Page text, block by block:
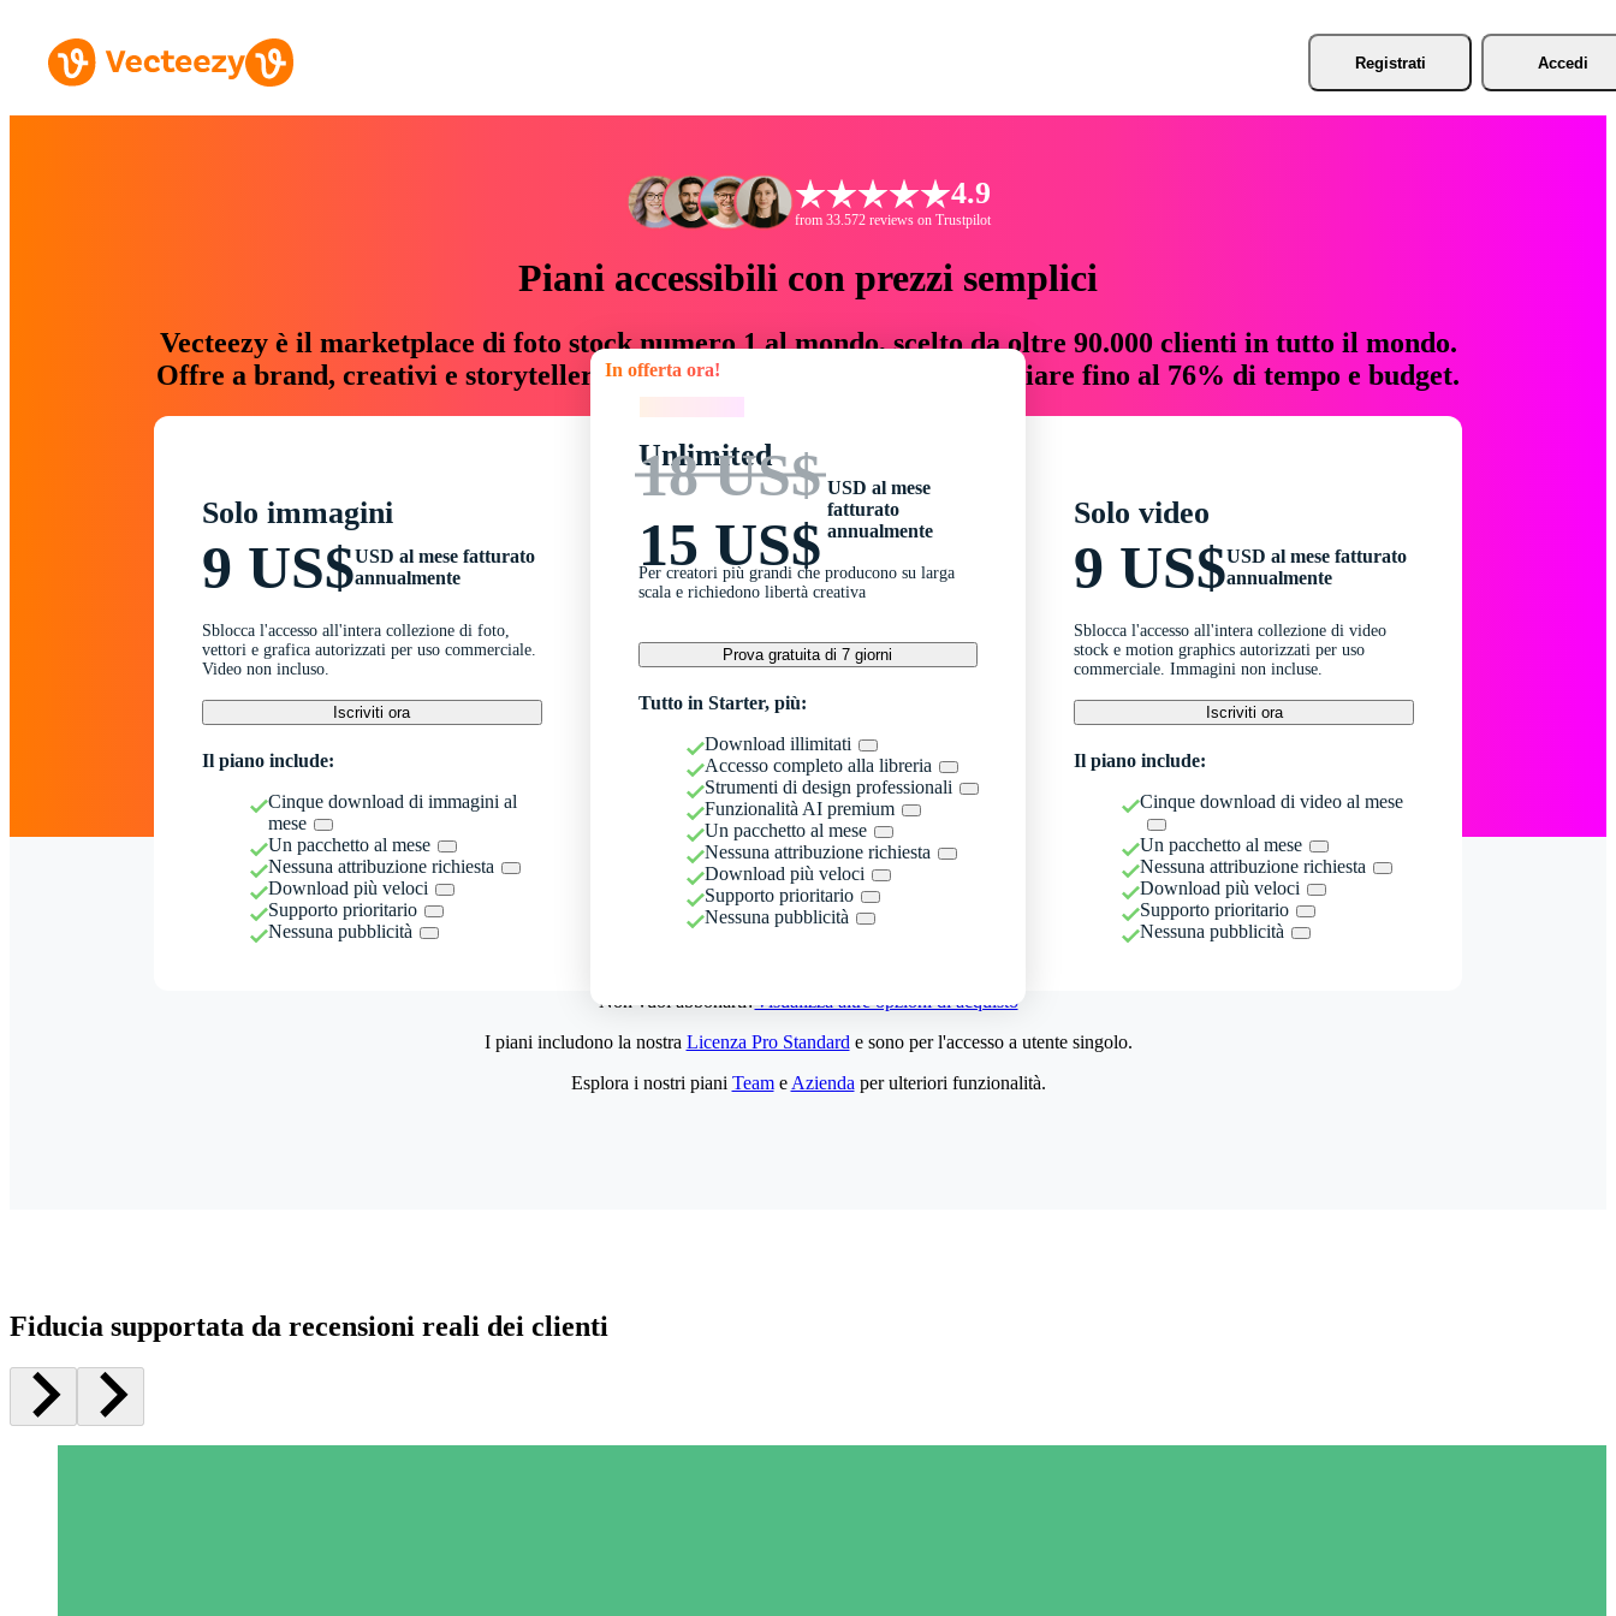
Registrati Accedi
4.9
from 33.572 reviews on Trustpilot
Piani accessibili con prezzi semplici
Vecteezy è il marketplace di foto stock numero 1 al mondo, scelto da oltre 90.000 clienti in tutto il mondo.
Offre a brand, creativi e storyteller risorse creative che fanno risparmiare fino al 76% di tempo e budget.
Solo immagini
9 US$USD al mese fatturato
annualmente
Sblocca l'accesso all'intera collezione di foto,
vettori e grafica autorizzati per uso commerciale.
Video non incluso.
Iscriviti ora
Il piano include:
Cinque download di immagini al
mese
Un pacchetto al mese
Nessuna attribuzione richiesta
Download più veloci
Supporto prioritario
Nessuna pubblicità
In offerta ora!
Unlimited
18 US$
15 US$
USD al mese
fatturato
annualmente
Per creatori più grandi che producono su larga
scala e richiedono libertà creativa
Prova gratuita di 7 giorni
Tutto in Starter, più:
Download illimitati
Accesso completo alla libreria
Strumenti di design professionali
Funzionalità AI premium
Un pacchetto al mese
Nessuna attribuzione richiesta
Download più veloci
Supporto prioritario
Nessuna pubblicità
Solo video
9 US$USD al mese fatturato
annualmente
Sblocca l'accesso all'intera collezione di video
stock e motion graphics autorizzati per uso
commerciale. Immagini non incluse.
Iscriviti ora
Il piano include:
Cinque download di video al mese
Un pacchetto al mese
Nessuna attribuzione richiesta
Download più veloci
Supporto prioritario
Nessuna pubblicità
Non vuoi abbonarti?Visualizza altre opzioni di acquisto
I piani includono la nostra Licenza Pro Standard e sono per l'accesso a utente singolo.
Esplora i nostri piani Teame Azienda per ulteriori funzionalità.
Fiducia supportata da recensioni reali dei clienti